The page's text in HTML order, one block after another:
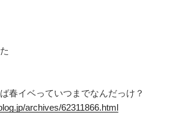
春イベっていつまでなんだっけ？
archives/62311866.html